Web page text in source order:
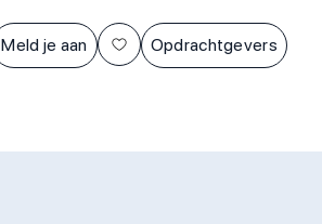
Meld je aan Opdrachtgevers